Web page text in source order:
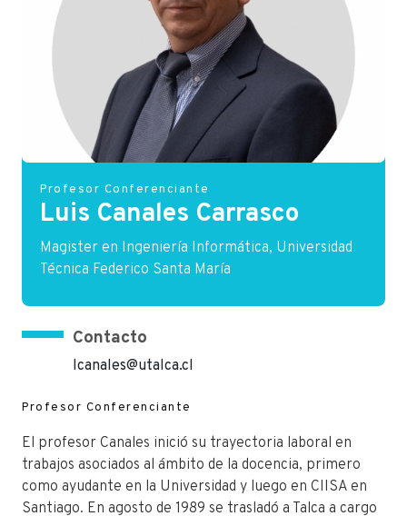
Profesor Conferenciante
El profesor Canales inició su trayectoria laboral en
trabajos asociados al ámbito de la docencia, primero
como ayudante en la Universidad y luego en CIISA en
Santiago. En agosto de 1989 se trasladó a Talca a cargo
Profesor Conferenciante
Luis Canales Carrasco
Magister en Ingeniería Informática, Universidad
Técnica Federico Santa María
Contacto
lcanales@utalca.cl